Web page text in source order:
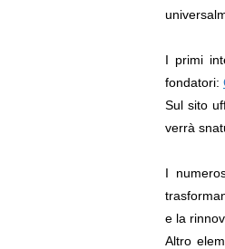
I primi
fondatori:
Sul sito
verrà
I
e la
Altro